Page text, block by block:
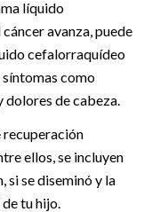
líquido
avanza, puede
cefalorraquídeo
síntomas como
dolores de cabeza.
ellos, se incluyen
si se diseminó y la
tu hijo.